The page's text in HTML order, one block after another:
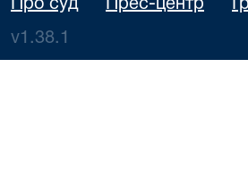
Про суд Прес-центр
v1.38.1